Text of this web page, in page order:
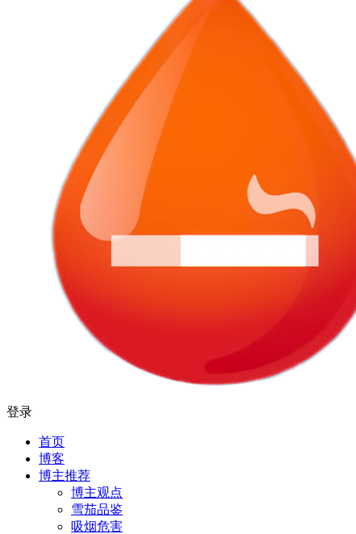
登录
首页
博客
博主推荐
博主观点
雪茄品鉴
吸烟危害